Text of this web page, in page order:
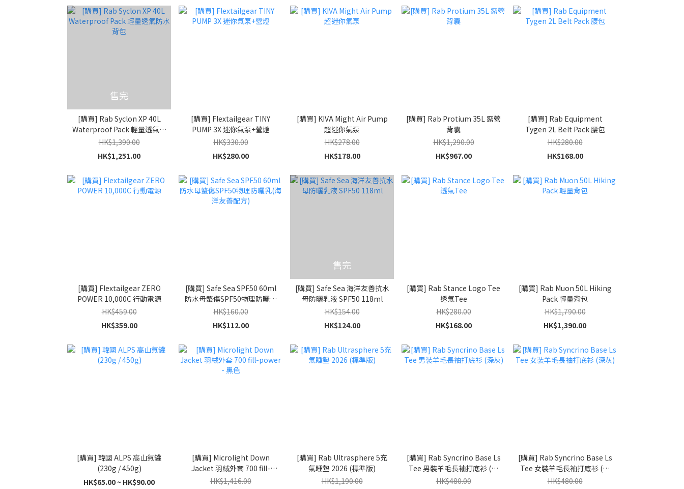
售完
[購買] Rab Syclon XP 40L
Waterproof Pack 輕量透氣防
水背包
HK$1,390.00
HK$1,251.00
[購買] Flextailgear TINY
PUMP 3X 迷你氣泵+營燈
HK$330.00
HK$280.00
[購買] KIVA Might Air Pump
超迷你氣泵
HK$278.00
HK$178.00
[購買] Rab Protium 35L 露營
背囊
HK$1,290.00
HK$967.00
[購買] Rab Equipment
Tygen 2L Belt Pack 腰包
HK$280.00
HK$168.00
[購買] Flextailgear ZERO
POWER 10,000C 行動電源
HK$459.00
HK$359.00
[購買] Safe Sea SPF50 60ml
防水母螫傷SPF50物理防曬乳
(海洋友善配方)
HK$160.00
HK$112.00
售完
[購買] Safe Sea 海洋友善抗水
母防曬乳液 SPF50 118ml
HK$154.00
HK$124.00
[購買] Rab Stance Logo Tee
透氣Tee
HK$280.00
HK$168.00
[購買] Rab Muon 50L Hiking
Pack 輕量背包
HK$1,790.00
HK$1,390.00
[購買] 韓國 ALPS 高山氣罐
(230g / 450g)
HK$65.00 ~ HK$90.00
[購買] Microlight Down
Jacket 羽絨外套 700 fill-
power - 黑色
HK$1,416.00
[購買] Rab Ultrasphere 5充
氣睡墊 2026 (標準版)
HK$1,190.00
[購買] Rab Syncrino Base Ls
Tee 男裝羊毛長袖打底衫 (深
灰)
HK$480.00
[購買] Rab Syncrino Base Ls
Tee 女裝羊毛長袖打底衫 (深
灰)
HK$480.00